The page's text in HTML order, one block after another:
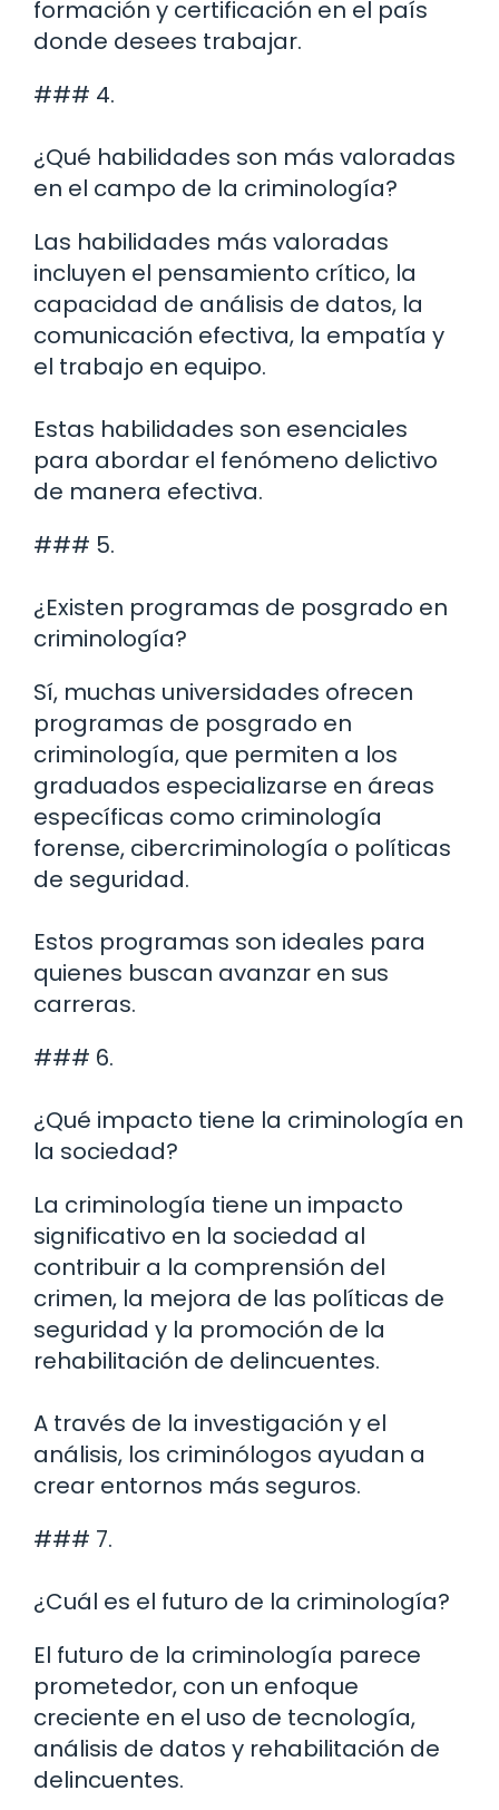
formación y certificación en el país
donde desees trabajar.
### 4.
¿Qué habilidades son más valoradas
en el campo de la criminología?
Las habilidades más valoradas
incluyen el pensamiento crítico, la
capacidad de análisis de datos, la
comunicación efectiva, la empatía y
el trabajo en equipo.
Estas habilidades son esenciales
para abordar el fenómeno delictivo
de manera efectiva.
### 5.
¿Existen programas de posgrado en
criminología?
Sí, muchas universidades ofrecen
programas de posgrado en
criminología, que permiten a los
graduados especializarse en áreas
específicas como criminología
forense, cibercriminología o políticas
de seguridad.
Estos programas son ideales para
quienes buscan avanzar en sus
carreras.
### 6.
¿Qué impacto tiene la criminología en
la sociedad?
La criminología tiene un impacto
significativo en la sociedad al
contribuir a la comprensión del
crimen, la mejora de las políticas de
seguridad y la promoción de la
rehabilitación de delincuentes.
A través de la investigación y el
análisis, los criminólogos ayudan a
crear entornos más seguros.
### 7.
¿Cuál es el futuro de la criminología?
El futuro de la criminología parece
prometedor, con un enfoque
creciente en el uso de tecnología,
análisis de datos y rehabilitación de
delincuentes.